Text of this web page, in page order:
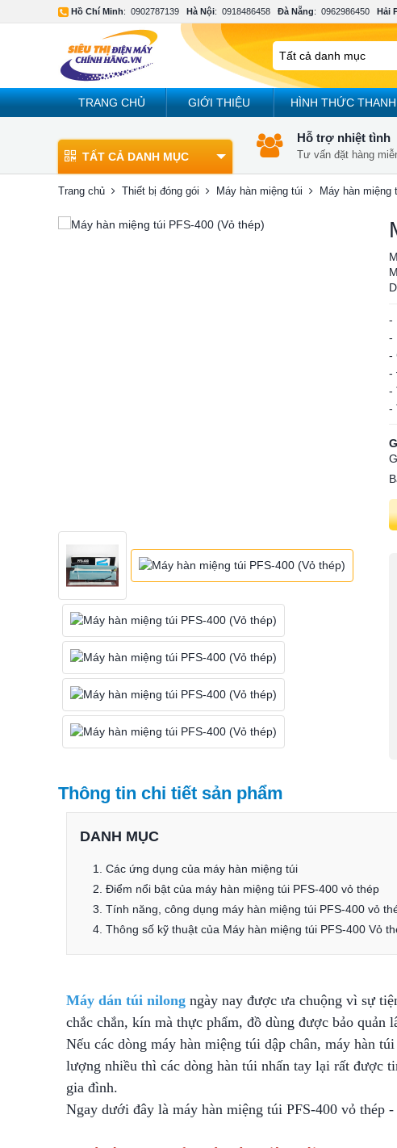
Hồ Chí Minh: 0902787139 Hà Nội: 0918486458 Đà Nẵng: 0962986450 Hải
TRANG CHỦ GIỚI THIỆU HÌNH THỨC
TẤT CẢ DANH MỤC
Hỗ trợ nhiệt tình
Tư vấn đặt hàng
Trang chủ Thiết bị đóng gói Máy hàn miệng túi Máy hàn miệng
-
-
-
-
-
-
Thông tin chi tiết sản phẩm
DANH MỤC
1. Các ứng dụng của máy hàn miệng túi
2. Điểm nổi bật của máy hàn miệng túi PFS-400 vỏ thép
3. Tính năng, công dụng máy hàn miệng túi PFS-400 vỏ
4. Thông số kỹ thuật của Máy hàn miệng túi PFS-400 Vỏ
Máy dán túi nilong ngày nay được ưa chuộng vì sự
chắc chắn, kín mà thực phẩm, đồ dùng được bảo
Nếu các dòng máy hàn miệng túi dập chân, máy hàn
lượng nhiều thì các dòng hàn túi nhấn tay lại rất được
gia đình.
Ngay dưới đây là máy hàn miệng túi PFS-400 vỏ thép